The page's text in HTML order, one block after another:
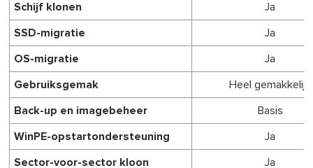
Schijf klonen Ja
SSD-migratie Ja
OS-migratie Ja
Gebruiksgemak Heel gemakkelijk
Back-up en imagebeheer Basis
WinPE-opstartondersteuning Ja
Sector-voor-sector kloon Ja